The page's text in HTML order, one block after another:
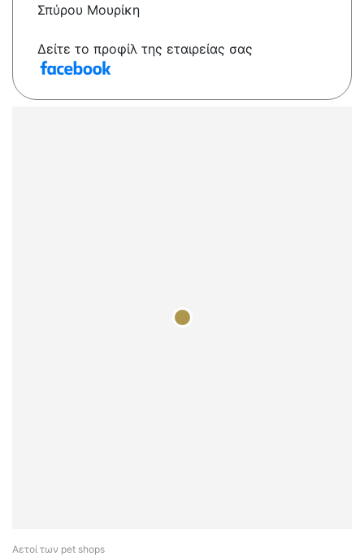
Σπύρου Μουρίκη
Δείτε το προφίλ της εταιρείας σας
Αετοί των pet shops